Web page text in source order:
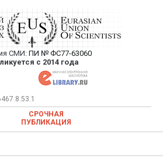
Союз Ученых —
научных статей в
научном журнале
СМИ: ПИ № ФС77-63060
с 2014 года
— публикация научных статей в
научном журнале
СРОЧНАЯ
ПУБЛИКАЦИЯ